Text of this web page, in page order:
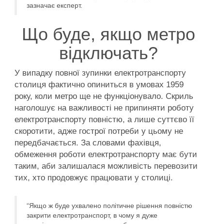
зазначає експерт.
Що буде, якщо метро
відключать?
У випадку повної зупинки електротранспорту
столиця фактично опиниться в умовах 1959
року, коли метро ще не функціонувало. Скриль
наголошує на важливості не припиняти роботу
електротранспорту повністю, а лише суттєво її
скоротити, адже гострої потреби у цьому не
передбачається. За словами фахівця,
обмеження роботи електротранспорту має бути
таким, аби залишалася можливість перевозити
тих, хто продовжує працювати у столиці.
“Якщо ж буде ухвалено політичне рішення повністю
закрити електротранспорт, в чому я дуже